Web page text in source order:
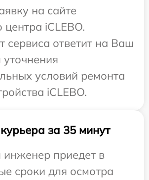
на сайте
центра iCLEBO.
сервиса ответит на Ваш
условий ремонта
iCLEBO.
за 35 минут
приедет в
сроки для осмотра